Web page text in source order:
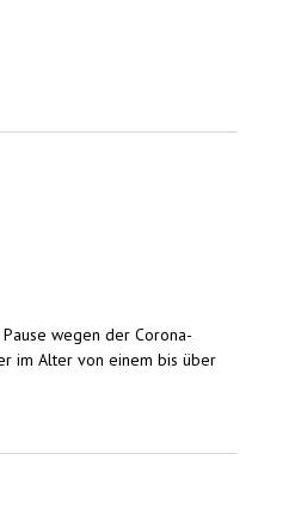
wegen der Corona-
im Alter von einem bis über